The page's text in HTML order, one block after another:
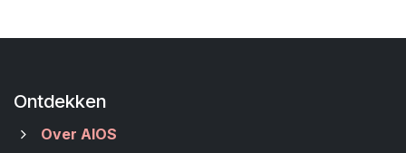
Ontdekken
Over AIOS